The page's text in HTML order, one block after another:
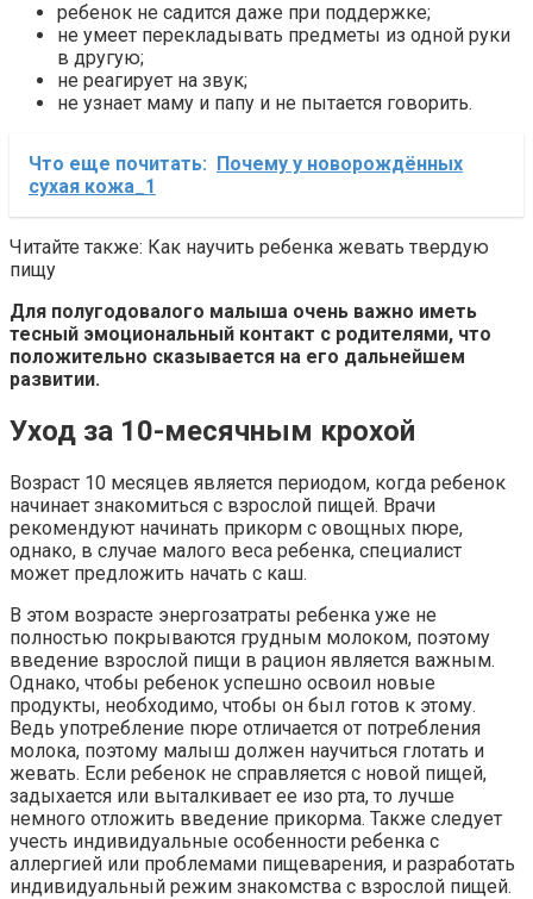
ребенок не садится даже при поддержке;
не умеет перекладывать предметы из одной руки
в другую;
не реагирует на звук;
не узнает маму и папу и не пытается говорить.
Что еще почитать: Почему у новорождённых
сухая кожа_1
Читайте также: Как научить ребенка жевать твердую
пищу
Для полугодовалого малыша очень важно иметь
тесный эмоциональный контакт с родителями, что
положительно сказывается на его дальнейшем
развитии.
Уход за 10-месячным крохой
Возраст 10 месяцев является периодом, когда ребенок
начинает знакомиться с взрослой пищей. Врачи
рекомендуют начинать прикорм с овощных пюре,
однако, в случае малого веса ребенка, специалист
может предложить начать с каш.
В этом возрасте энергозатраты ребенка уже не
полностью покрываются грудным молоком, поэтому
введение взрослой пищи в рацион является важным.
Однако, чтобы ребенок успешно освоил новые
продукты, необходимо, чтобы он был готов к этому.
Ведь употребление пюре отличается от потребления
молока, поэтому малыш должен научиться глотать и
жевать. Если ребенок не справляется с новой пищей,
задыхается или выталкивает ее изо рта, то лучше
немного отложить введение прикорма. Также следует
учесть индивидуальные особенности ребенка с
аллергией или проблемами пищеварения, и разработать
индивидуальный режим знакомства с взрослой пищей.